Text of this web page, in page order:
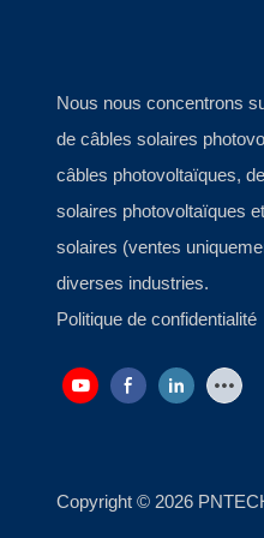
Nous nous concentrons
de câbles solaires
câbles photovoltaïques,
solaires photovoltaïques
solaires (ventes
diverses industries.
Politique de confidentialité
Copyright © 2026